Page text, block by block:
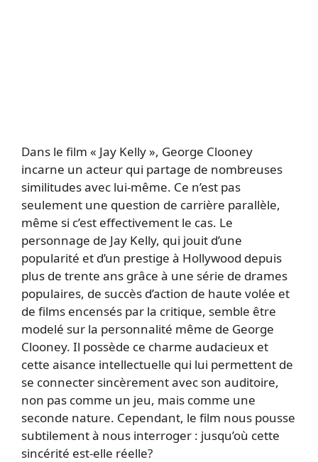
Dans le film « Jay Kelly », George Clooney
incarne un acteur qui partage de nombreuses
similitudes avec lui-même. Ce n’est pas
seulement une question de carrière parallèle,
même si c’est effectivement le cas. Le
personnage de Jay Kelly, qui jouit d’une
popularité et d’un prestige à Hollywood depuis
plus de trente ans grâce à une série de drames
populaires, de succès d’action de haute volée et
de films encensés par la critique, semble être
modelé sur la personnalité même de George
Clooney. Il possède ce charme audacieux et
cette aisance intellectuelle qui lui permettent de
se connecter sincèrement avec son auditoire,
non pas comme un jeu, mais comme une
seconde nature. Cependant, le film nous pousse
subtilement à nous interroger : jusqu’où cette
sincérité est-elle réelle?